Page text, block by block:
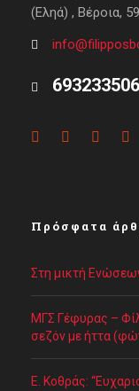
(Εληά) , Βέροια,
Πρόσφατα
Στη μικτή
ΜΓΣ Γέφυρας –
σεζόν με ήττα
Ε. Κοθράς: